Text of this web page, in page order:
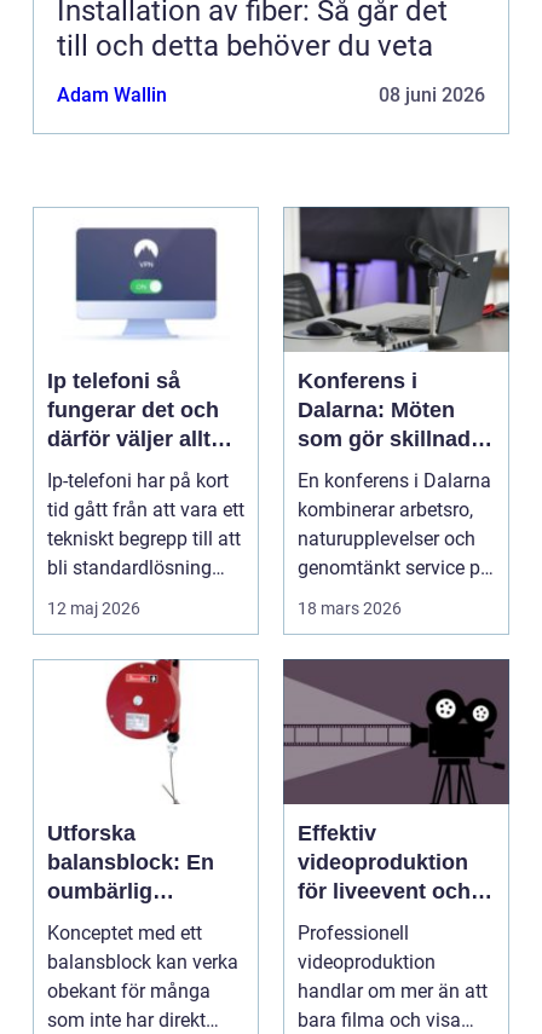
Installation av fiber: Så går det
till och detta behöver du veta
Adam Wallin 08 juni 2026
Ip telefoni så
fungerar det och
därför väljer allt
fler företag att byta
Ip-telefoni har på kort
tid gått från att vara ett
tekniskt begrepp till att
bli standardlösning
för...
12 maj 2026
Konferens i
Dalarna: Möten
som gör skillnad i
hjärtat av sverige
En konferens i Dalarna
kombinerar arbetsro,
naturupplevelser och
genomtänkt service på
et...
18 mars 2026
Utforska
balansblock: En
oumbärlig
komponent i
industrin
Konceptet med ett
balansblock kan verka
obekant för många
som inte har direkt
Effektiv
videoproduktion
för liveevent och
företag
Professionell
videoproduktion
handlar om mer än att
bara filma och visa